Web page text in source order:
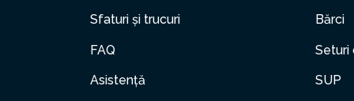
Sfaturi și trucuri
FAQ
Asistență
Bărci
Seturi
SUP